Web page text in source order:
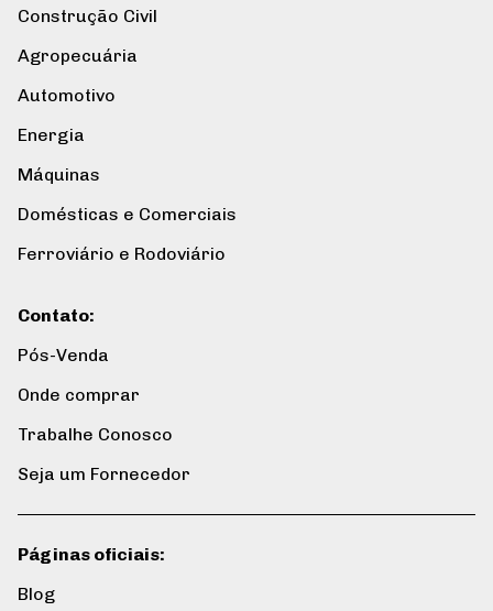
Construção Civil
Agropecuária
Automotivo
Energia
Máquinas
Domésticas e Comerciais
Ferroviário e Rodoviário
Contato:
Pós-Venda
Onde comprar
Trabalhe Conosco
Seja um Fornecedor
Páginas oficiais:
Blog